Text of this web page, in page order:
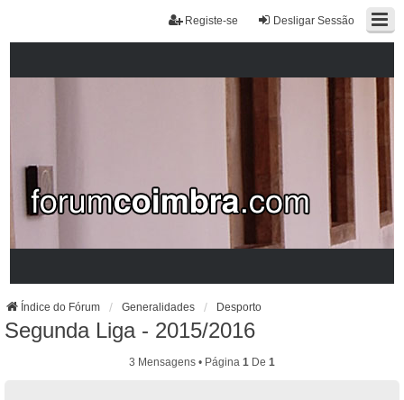
Desligar Sessão
Registe-se
Índice do Fórum Generalidades Desporto
Segunda Liga - 2015/2016
3 Mensagens • Página 1 De 1